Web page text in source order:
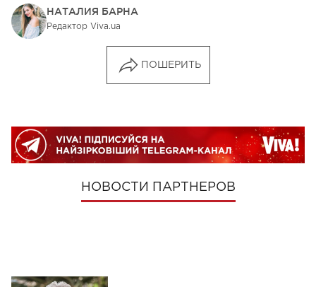
НАТАЛИЯ БАРНА
Редактор Viva.ua
ПОШЕРИТЬ
НОВОСТИ ПАРТНЕРОВ